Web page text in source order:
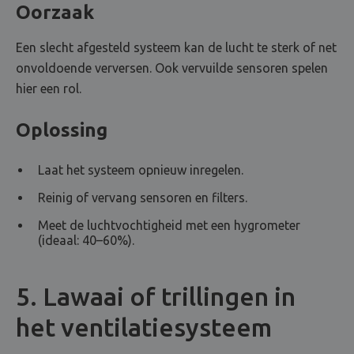
Oorzaak
Een slecht afgesteld systeem kan de lucht te sterk of net
onvoldoende verversen. Ook vervuilde sensoren spelen
hier een rol.
Oplossing
Laat het systeem opnieuw inregelen.
Reinig of vervang sensoren en filters.
Meet de luchtvochtigheid met een hygrometer
(ideaal: 40–60%).
5. Lawaai of trillingen in
het ventilatiesysteem